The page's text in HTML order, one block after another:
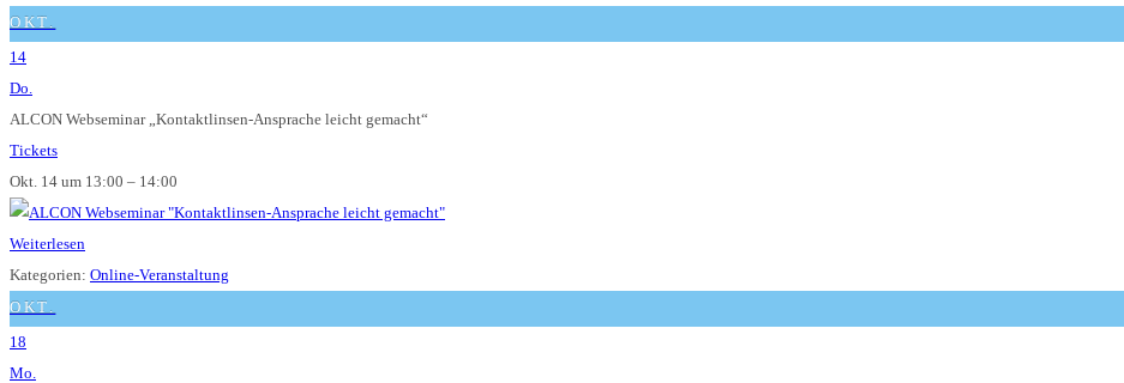
OKT.
14
Do.
ALCON Webseminar „Kontaktlinsen-Ansprache leicht gemacht“
Tickets
Okt. 14 um 13:00 – 14:00
Weiterlesen
Kategorien: Online-Veranstaltung
OKT.
18
Mo.